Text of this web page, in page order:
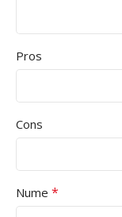
Pros
Cons
Nume *